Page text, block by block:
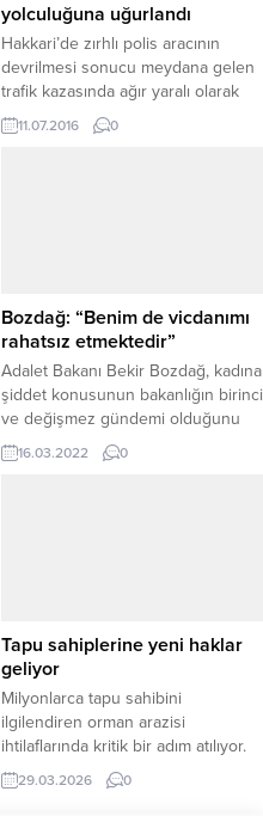
yolculuğuna uğurlandı
Hakkari’de zırhlı polis aracının
devrilmesi sonucu meydana gelen
trafik kazasında ağır yaralı olarak
kaldırıldığı hastanede şehit olan
özel harekat polisi Yılmaz Gündüz
konulan şehidin naaşı buradan
alınarak konvoy...
11.07.2016 0
Bozdağ: “Benim de vicdanımı
rahatsız etmektedir”
Adalet Bakanı Bekir Bozdağ, kadına
şiddet konusunun bakanlığın birinci
ve değişmez gündemi olduğunu
vurgulayarak, “Türk Ceza
Kanunu'nun, halk arasında 'iyi hal'
sızlatmaktadır. Adalet Bakanı olarak
bu kararlar benim de...
16.03.2022 0
Tapu sahiplerine yeni haklar
geliyor
Milyonlarca tapu sahibini
ilgilendiren orman arazisi
ihtilaflarında kritik bir adım atılıyor.
Meclise sunulan yeni torba yasa
teklifiyle, vatandaşların kendi
29.03.2026 0